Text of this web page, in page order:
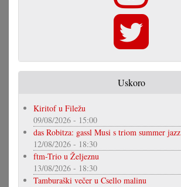
Uskoro
Kiritof u Filežu
09/08/2026 - 15:00
das Robitza: gassl Musi s triom summer jazz
12/08/2026 - 18:30
ftm-Trio u Željeznu
13/08/2026 - 18:30
Tamburaški večer u Csello malinu